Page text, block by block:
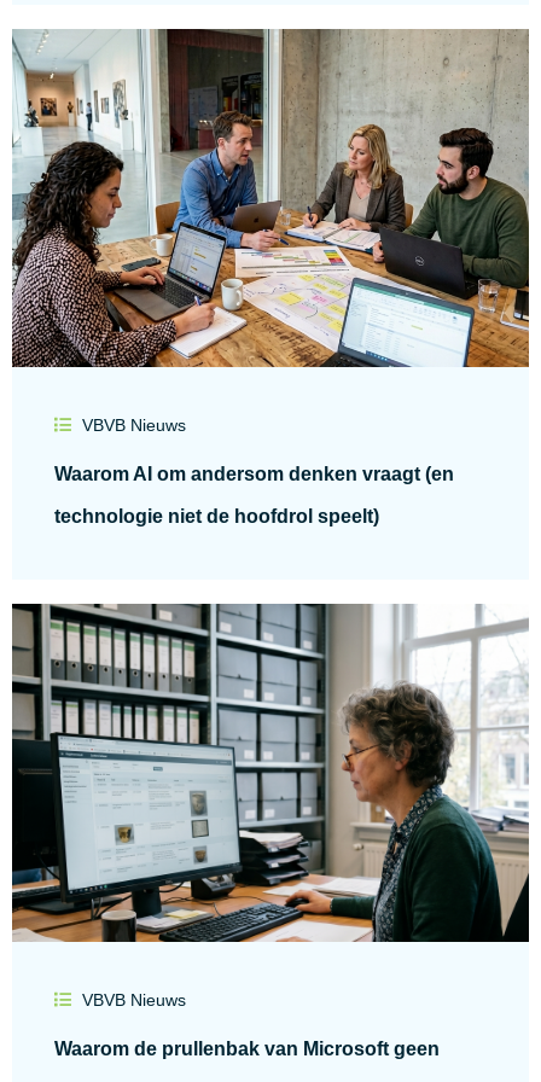
VBVB Nieuws
Waarom AI om andersom denken vraagt (en
technologie niet de hoofdrol speelt)
VBVB Nieuws
Waarom de prullenbak van Microsoft geen